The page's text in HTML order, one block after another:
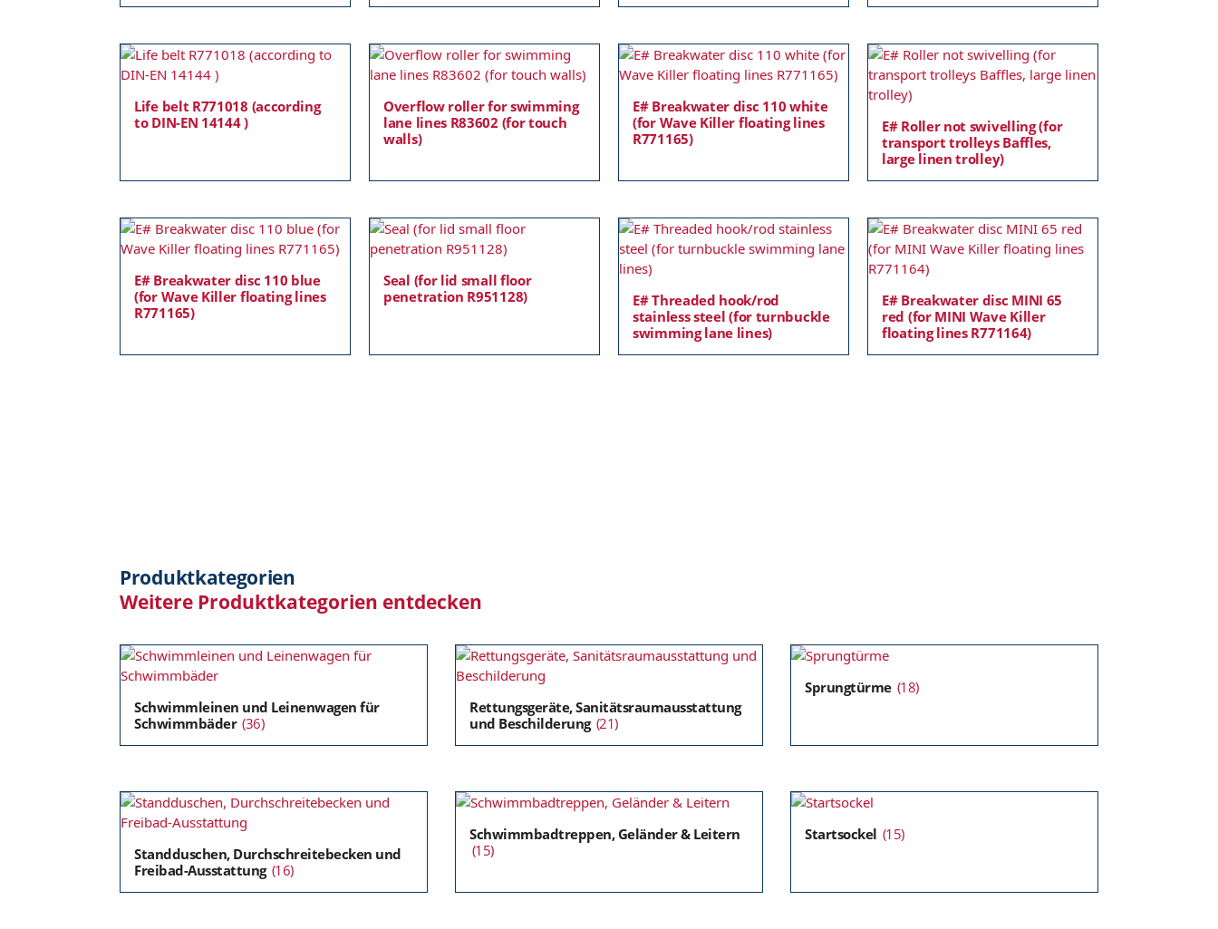
Life belt R771018 (according
to DIN-EN 14144 )
Overflow roller for swimming
lane lines R83602 (for touch
walls)
E# Breakwater disc 110 white
(for Wave Killer floating lines
R771165)
E# Roller not swivelling (for
transport trolleys Baffles,
large linen trolley)
E# Breakwater disc 110 blue
(for Wave Killer floating lines
R771165)
Seal (for lid small floor
penetration R951128)
E# Threaded hook/rod
stainless steel (for turnbuckle
swimming lane lines)
E# Breakwater disc MINI 65
red (for MINI Wave Killer
floating lines R771164)
Produktkategorien
Weitere Produktkategorien entdecken
Schwimmleinen und Leinenwagen für
Schwimmbäder (36)
Rettungsgeräte, Sanitätsraumausstattung
und Beschilderung (21)
Sprungtürme (18)
Standduschen, Durchschreitebecken und
Freibad-Ausstattung (16)
Schwimmbadtreppen, Geländer & Leitern
(15)
Startsockel (15)